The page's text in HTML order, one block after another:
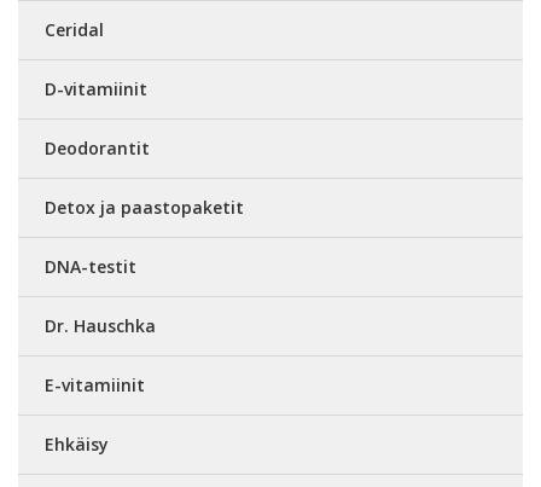
Ceridal
D-vitamiinit
Deodorantit
Detox ja paastopaketit
DNA-testit
Dr. Hauschka
E-vitamiinit
Ehkäisy